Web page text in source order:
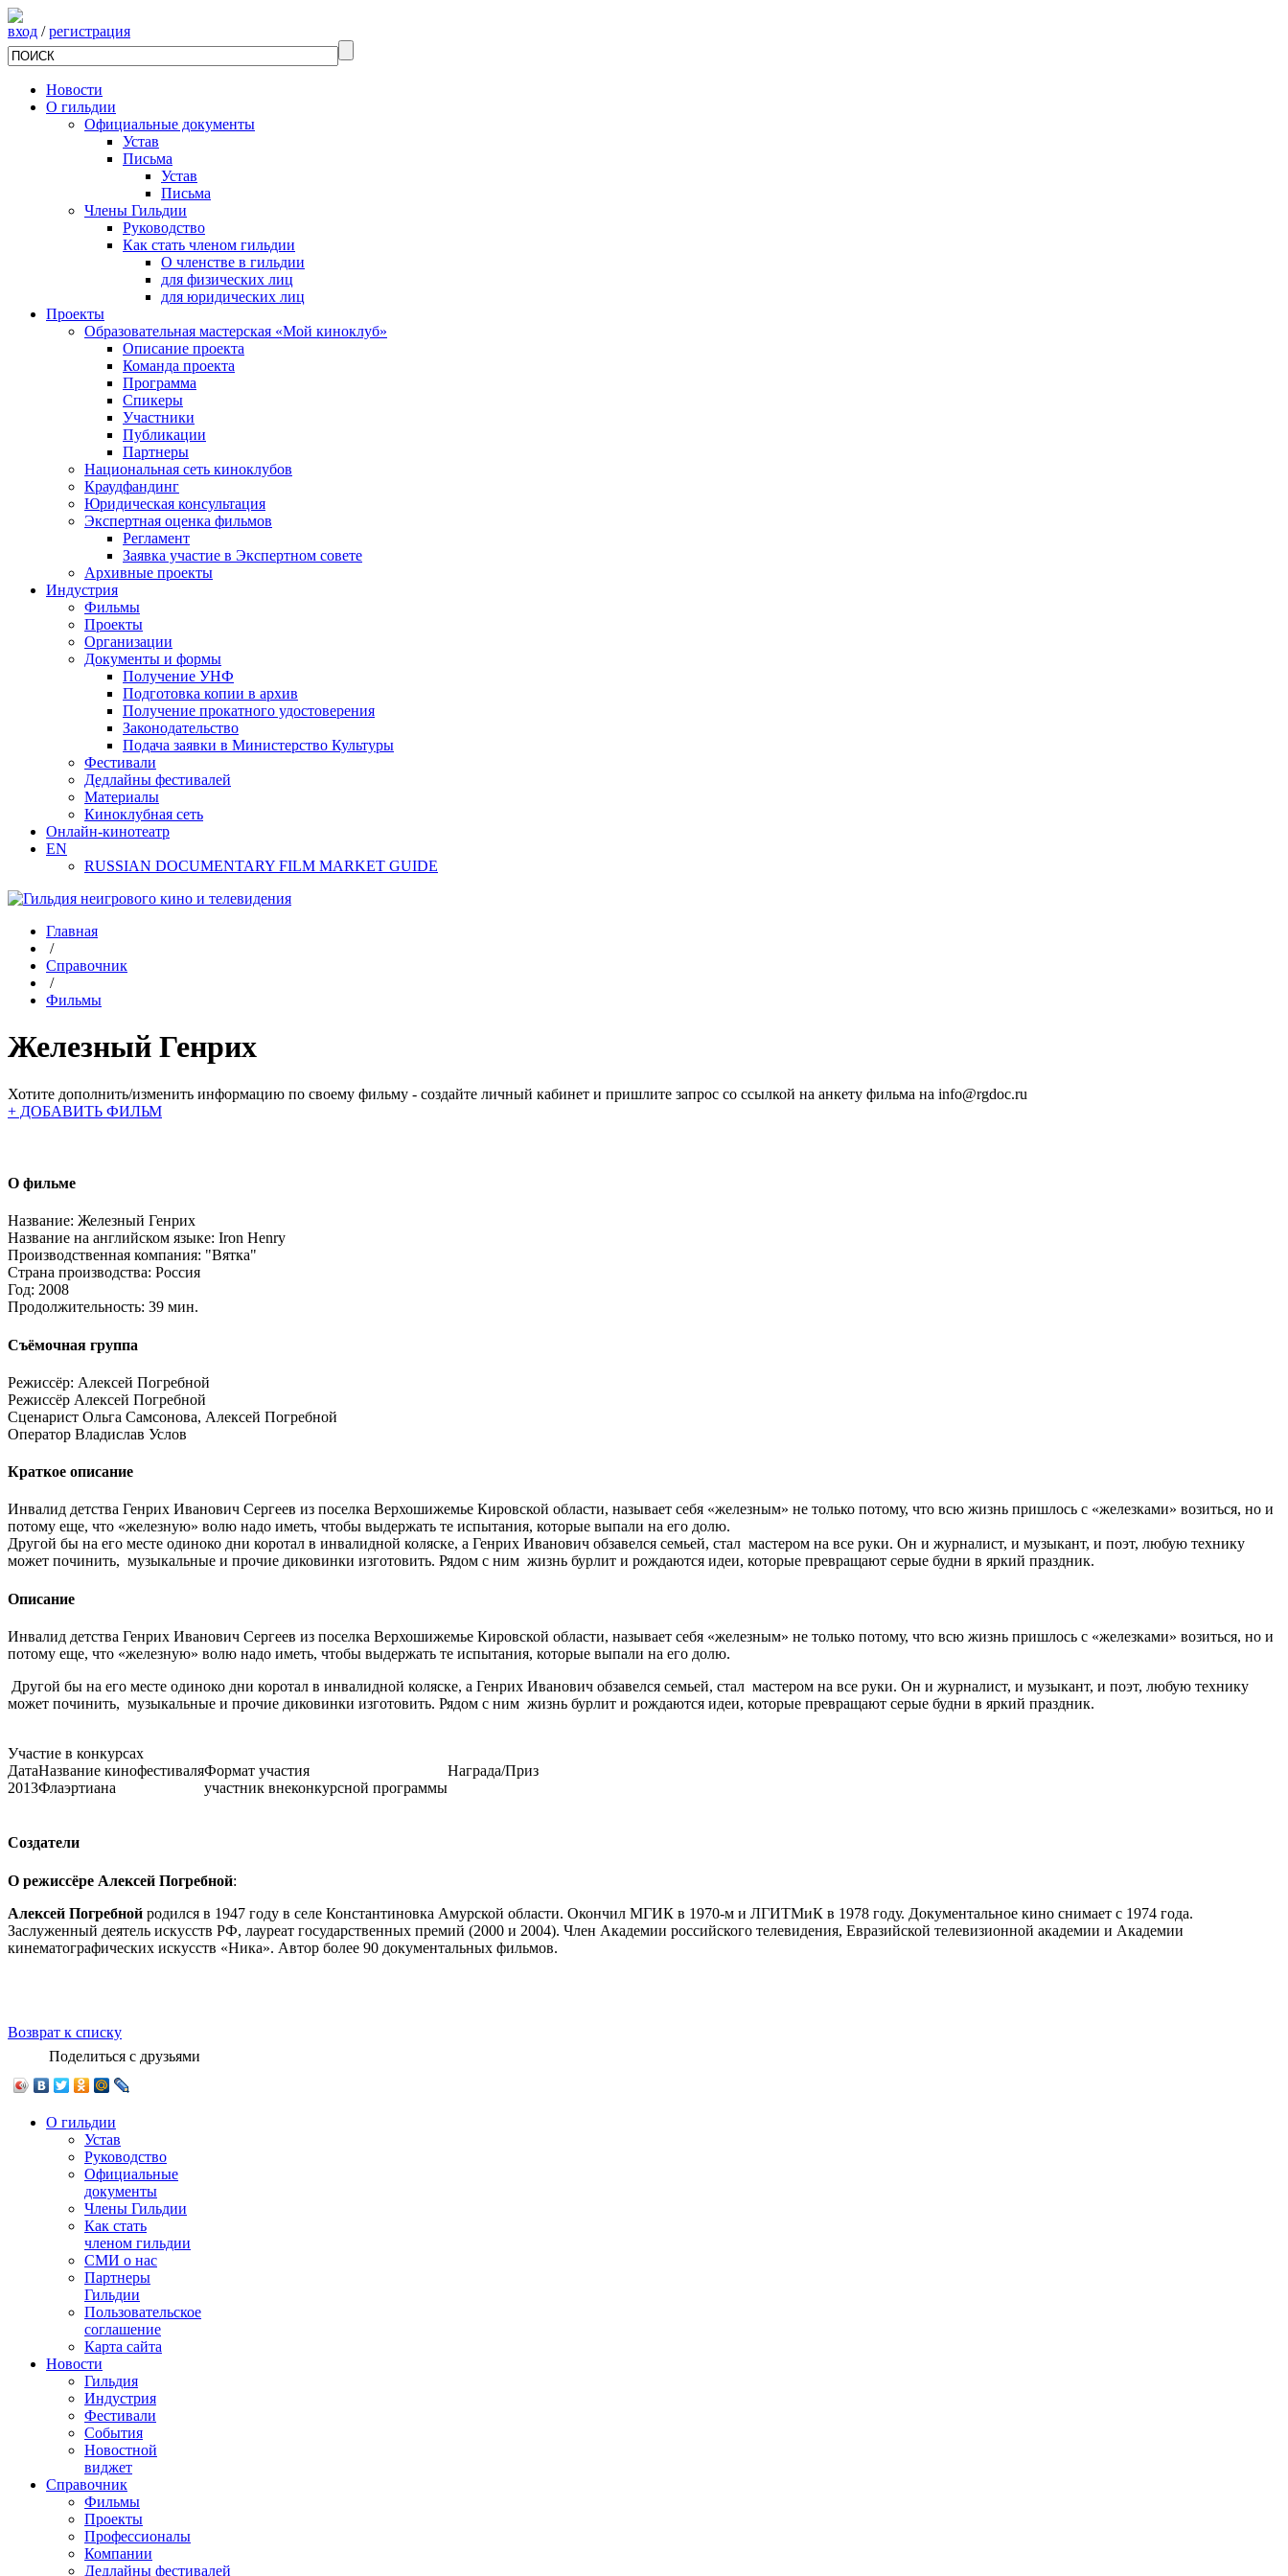
вход /регистрация
Новости
О гильдии
Официальные документы
Устав
Письма
Устав
Письма
Члены Гильдии
Руководство
Как стать членом гильдии
О членстве в гильдии
для физических лиц
для юридических лиц
Проекты
Образовательная мастерская «Мой киноклуб»
Описание проекта
Команда проекта
Программа
Спикеры
Участники
Публикации
Партнеры
Национальная сеть киноклубов
Краудфандинг
Юридическая консультация
Экспертная оценка фильмов
Регламент
Заявка участие в Экспертном совете
Архивные проекты
Индустрия
Фильмы
Проекты
Организации
Документы и формы
Получение УНФ
Подготовка копии в архив
Получение прокатного удостоверения
Законодательство
Подача заявки в Министерство Культуры
Фестивали
Дедлайны фестивалей
Материалы
Киноклубная сеть
Онлайн-кинотеатр
EN
RUSSIAN DOCUMENTARY FILM MARKET GUIDE
Главная
/
Справочник
/
Фильмы
Железный Генрих
Хотите дополнить/изменить информацию по своему фильму - создайте личный кабинет и пришлите запрос cо ссылкой на анкету фильма на info@rgdoc.ru
+ ДОБАВИТЬ ФИЛЬМ
О фильме
Название: Железный Генрих
Название на английском языке: Iron Henry
Производственная компания: "Вятка"
Страна производства: Россия
Год: 2008
Продолжительность: 39 мин.
Съёмочная группа
Режиссёр: Алексей Погребной
Режиссёр Алексей Погребной
Сценарист Ольга Самсонова, Алексей Погребной
Оператор Владислав Услов
Краткое описание
Инвалид детства Генрих Иванович Сергеев из поселка Верхошижемье Кировской области, называет себя «железным» не только потому, что всю жизнь пришлось с «железками» возиться, но и
потому еще, что «железную» волю надо иметь, чтобы выдержать те испытания, которые выпали на его долю.
Другой бы на его месте одиноко дни коротал в инвалидной коляске, а Генрих Иванович обзавелся семьей, стал мастером на все руки. Он и журналист, и музыкант, и поэт, любую технику
может починить, музыкальные и прочие диковинки изготовить. Рядом с ним жизнь бурлит и рождаются идеи, которые превращают серые будни в яркий праздник.
Описание
Инвалид детства Генрих Иванович Сергеев из поселка Верхошижемье Кировской области, называет себя «железным» не только потому, что всю жизнь пришлось с «железками» возиться, но и
потому еще, что «железную» волю надо иметь, чтобы выдержать те испытания, которые выпали на его долю.
Другой бы на его месте одиноко дни коротал в инвалидной коляске, а Генрих Иванович обзавелся семьей, стал мастером на все руки. Он и журналист, и музыкант, и поэт, любую технику
может починить, музыкальные и прочие диковинки изготовить. Рядом с ним жизнь бурлит и рождаются идеи, которые превращают серые будни в яркий праздник.
Участие в конкурсах
ДатаНазвание кинофестиваляФормат участия
Награда/Приз
2013Флаэртиана участник внеконкурсной программы
Создатели
О режиссёре Алексей Погребной:
Алексей Погребной родился в 1947 году в селе Константиновка Амурской области. Окончил МГИК в 1970-м и ЛГИТМиК в 1978 году. Документальное кино снимает с 1974 года.
Заслуженный деятель искусств РФ, лауреат государственных премий (2000 и 2004). Член Академии российского телевидения, Евразийской телевизионной академии и Академии
кинематографических искусств «Ника». Автор более 90 документальных фильмов.
Возврат к списку
Поделиться с друзьями
О гильдии
Устав
Руководство
Официальные
документы
Члены Гильдии
Как стать
членом гильдии
СМИ о нас
Партнеры
Гильдии
Пользовательское
соглашение
Карта сайта
Новости
Гильдия
Индустрия
Фестивали
События
Новостной
виджет
Справочник
Фильмы
Проекты
Профессионалы
Компании
Дедлайны фестивалей